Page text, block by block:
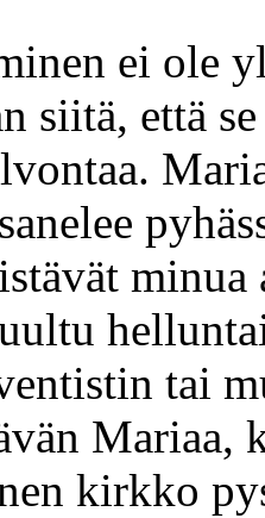
ei ole
siitä, että
tai
Mariaa,
kirkko